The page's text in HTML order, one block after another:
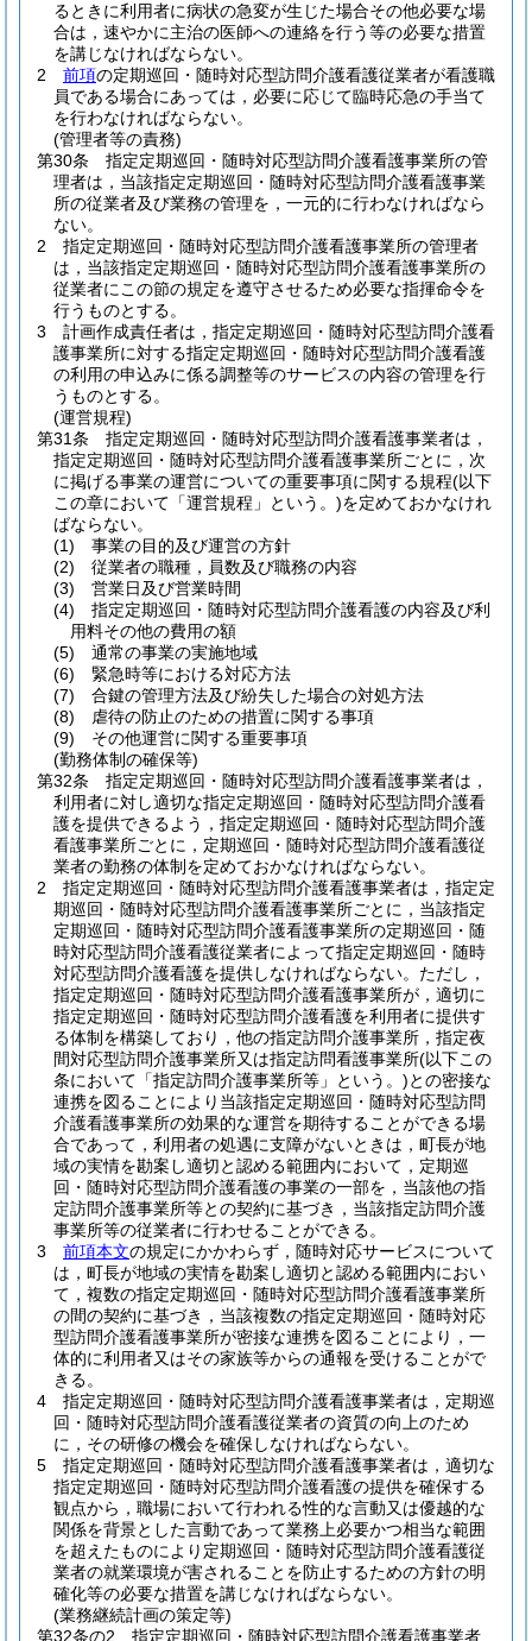
るときに利用者に病状の急変が生じた場合その他必要な場
合は，速やかに主治の医師への連絡を行う等の必要な措置
を講じなければならない。
2
前項の定期巡回・随時対応型訪問介護看護従業者が看護職
員である場合にあっては，必要に応じて臨時応急の手当て
を行わなければならない。
(管理者等の責務)
第30条
指定定期巡回・随時対応型訪問介護看護事業所の管
理者は，当該指定定期巡回・随時対応型訪問介護看護事業
所の従業者及び業務の管理を，一元的に行わなければなら
ない。
2
指定定期巡回・随時対応型訪問介護看護事業所の管理者
は，当該指定定期巡回・随時対応型訪問介護看護事業所の
従業者にこの節の規定を遵守させるため必要な指揮命令を
行うものとする。
3
計画作成責任者は，指定定期巡回・随時対応型訪問介護看
護事業所に対する指定定期巡回・随時対応型訪問介護看護
の利用の申込みに係る調整等のサービスの内容の管理を行
うものとする。
(運営規程)
第31条
指定定期巡回・随時対応型訪問介護看護事業者は，
指定定期巡回・随時対応型訪問介護看護事業所ごとに，次
に掲げる事業の運営についての重要事項に関する規程(以下
この章において「運営規程」という。)を定めておかなけれ
ばならない。
(1)
事業の目的及び運営の方針
(2)
従業者の職種，員数及び職務の内容
(3)
営業日及び営業時間
(4)
指定定期巡回・随時対応型訪問介護看護の内容及び利
用料その他の費用の額
(5)
通常の事業の実施地域
(6)
緊急時等における対応方法
(7)
合鍵の管理方法及び紛失した場合の対処方法
(8)
虐待の防止のための措置に関する事項
(9)
その他運営に関する重要事項
(勤務体制の確保等)
第32条
指定定期巡回・随時対応型訪問介護看護事業者は，
利用者に対し適切な指定定期巡回・随時対応型訪問介護看
護を提供できるよう，指定定期巡回・随時対応型訪問介護
看護事業所ごとに，定期巡回・随時対応型訪問介護看護従
業者の勤務の体制を定めておかなければならない。
2
指定定期巡回・随時対応型訪問介護看護事業者は，指定定
期巡回・随時対応型訪問介護看護事業所ごとに，当該指定
定期巡回・随時対応型訪問介護看護事業所の定期巡回・随
時対応型訪問介護看護従業者によって指定定期巡回・随時
対応型訪問介護看護を提供しなければならない。 ただし，
指定定期巡回・随時対応型訪問介護看護事業所が，適切に
指定定期巡回・随時対応型訪問介護看護を利用者に提供す
る体制を構築しており，他の指定訪問介護事業所，指定夜
間対応型訪問介護事業所又は指定訪問看護事業所(以下この
条において「指定訪問介護事業所等」という。)との密接な
連携を図ることにより当該指定定期巡回・随時対応型訪問
介護看護事業所の効果的な運営を期待することができる場
合であって，利用者の処遇に支障がないときは，町長が地
域の実情を勘案し適切と認める範囲内において，定期巡
回・随時対応型訪問介護看護の事業の一部を，当該他の指
定訪問介護事業所等との契約に基づき，当該指定訪問介護
事業所等の従業者に行わせることができる。
3
前項本文の規定にかかわらず，随時対応サービスについて
は，町長が地域の実情を勘案し適切と認める範囲内におい
て，複数の指定定期巡回・随時対応型訪問介護看護事業所
の間の契約に基づき，当該複数の指定定期巡回・随時対応
型訪問介護看護事業所が密接な連携を図ることにより，一
体的に利用者又はその家族等からの通報を受けることがで
きる。
4
指定定期巡回・随時対応型訪問介護看護事業者は，定期巡
回・随時対応型訪問介護看護従業者の資質の向上のため
に，その研修の機会を確保しなければならない。
5
指定定期巡回・随時対応型訪問介護看護事業者は，適切な
指定定期巡回・随時対応型訪問介護看護の提供を確保する
観点から，職場において行われる性的な言動又は優越的な
関係を背景とした言動であって業務上必要かつ相当な範囲
を超えたものにより定期巡回・随時対応型訪問介護看護従
業者の就業環境が害されることを防止するための方針の明
確化等の必要な措置を講じなければならない。
(業務継続計画の策定等)
第32条の2
指定定期巡回・随時対応型訪問介護看護事業者